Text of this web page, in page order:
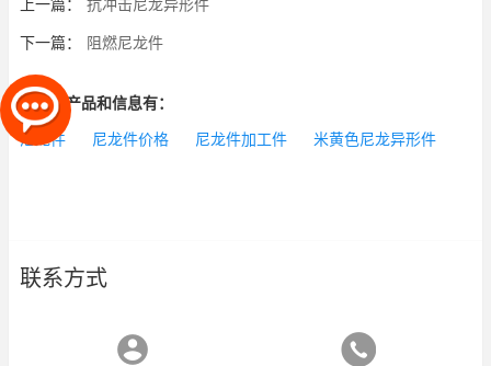
上一篇： 抗冲击尼龙异形件
下一篇： 阻燃尼龙件
相关的产品和信息有：
尼龙件 尼龙件价格 尼龙件加工件 米黄色尼龙异形件
联系方式